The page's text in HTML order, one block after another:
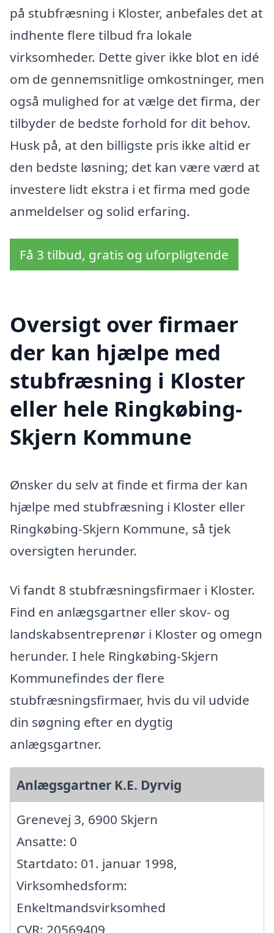
på stubfræsning i Kloster, anbefales det at
indhente flere tilbud fra lokale
virksomheder. Dette giver ikke blot en idé
om de gennemsnitlige omkostninger, men
også mulighed for at vælge det firma, der
tilbyder de bedste forhold for dit behov.
Husk på, at den billigste pris ikke altid er
den bedste løsning; det kan være værd at
investere lidt ekstra i et firma med gode
anmeldelser og solid erfaring.
Få 3 tilbud, gratis og uforpligtende
Oversigt over firmaer
der kan hjælpe med
stubfræsning i Kloster
eller hele Ringkøbing-
Skjern Kommune
Ønsker du selv at finde et firma der kan
hjælpe med stubfræsning i Kloster eller
Ringkøbing-Skjern Kommune, så tjek
oversigten herunder.
Vi fandt 8 stubfræsningsfirmaer i Kloster.
Find en anlægsgartner eller skov- og
landskabsentreprenør i Kloster og omegn
herunder. I hele Ringkøbing-Skjern
Kommunefindes der flere
stubfræsningsfirmaer, hvis du vil udvide
din søgning efter en dygtig
anlægsgartner.
Anlægsgartner K.E. Dyrvig
Grenevej 3, 6900 Skjern
Ansatte: 0
Startdato: 01. januar 1998,
Virksomhedsform:
Enkeltmandsvirksomhed
CVR: 20569409